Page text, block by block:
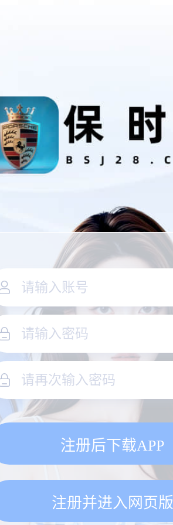
注册后下载APP
注册并进入网页版